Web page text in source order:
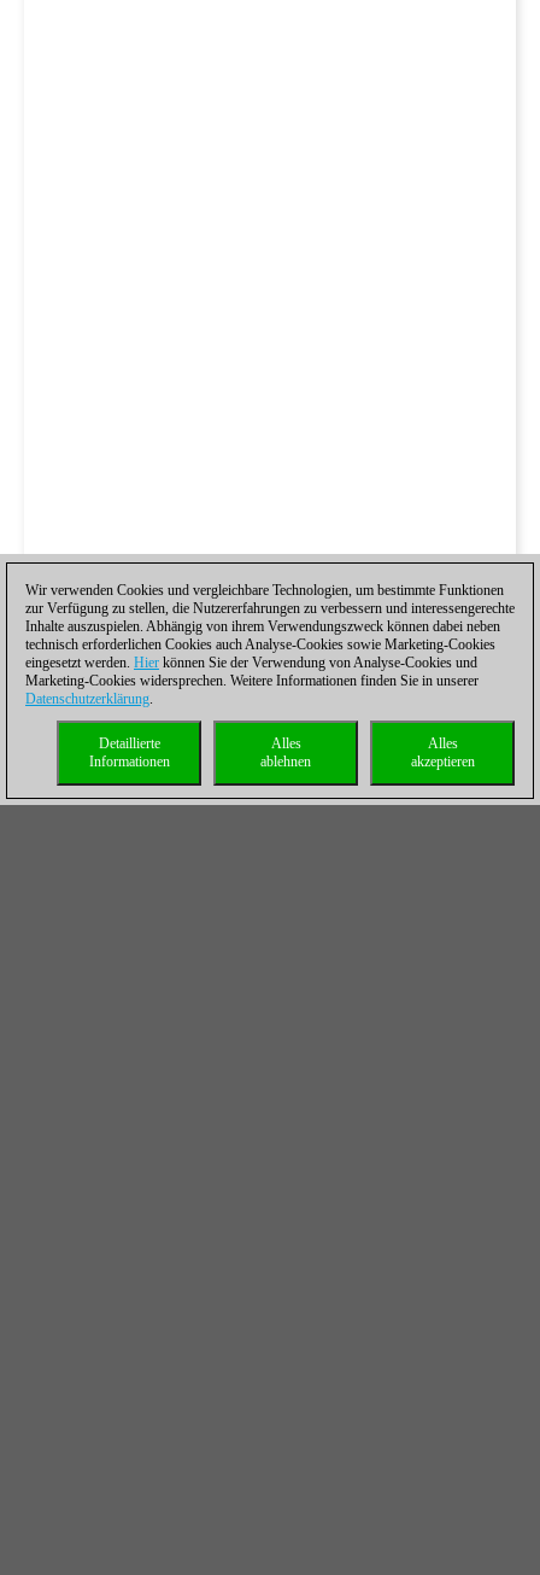
Wir verwenden Cookies und vergleichbare Technologien, um bestimmte Funktionen
zur Verfügung zu stellen, die Nutzererfahrungen zu verbessern und interessengerechte
Inhalte auszuspielen. Abhängig von ihrem Verwendungszweck können dabei neben
technisch erforderlichen Cookies auch Analyse-Cookies sowie Marketing-Cookies
eingesetzt werden. Hier können Sie der Verwendung von Analyse-Cookies und
Marketing-Cookies widersprechen. Weitere Informationen finden Sie in unserer
Datenschutzerklärung.
Alles
akzeptieren
Alles
ablehnen
Detaillierte
Informationen